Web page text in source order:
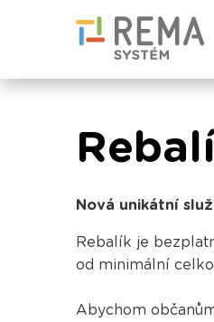
Nová unikátní
Rebalík je
od minimální
Abychom